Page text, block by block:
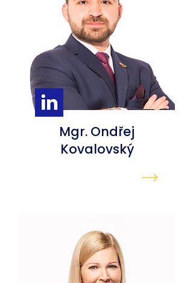
Mgr. Ondřej
Kovalovský